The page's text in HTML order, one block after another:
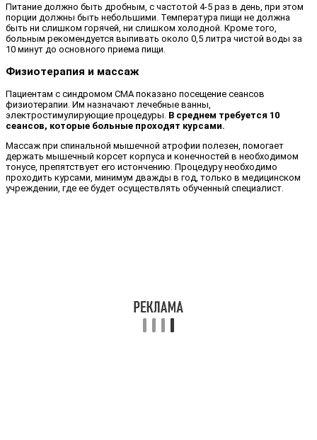
Питание должно быть дробным, с частотой 4-5 раз в день, при этом
порции должны быть небольшими. Температура пищи не должна
быть ни слишком горячей, ни слишком холодной. Кроме того,
больным рекомендуется выпивать около 0,5 литра чистой воды за
10 минут до основного приема пищи.
Физиотерапия и массаж
Пациентам с синдромом СМА показано посещение сеансов
физиотерапии. Им назначают лечебные ванны,
электростимулирующие процедуры. В среднем требуется 10
сеансов, которые больные проходят курсами.
Массаж при спинальной мышечной атрофии полезен, помогает
держать мышечный корсет корпуса и конечностей в необходимом
тонусе, препятствует его истончению. Процедуру необходимо
проходить курсами, минимум дважды в год, только в медицинском
учреждении, где ее будет осуществлять обученный специалист.